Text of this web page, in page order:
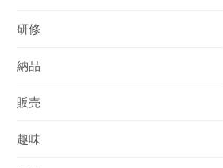
研修
納品
販売
趣味